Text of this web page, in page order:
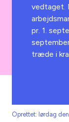
vedtaget.
pr. 1.
træde i
Oprettet: lørdag